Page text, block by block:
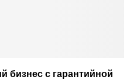
бизнес с гарантийной